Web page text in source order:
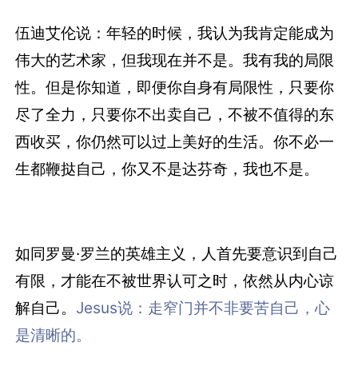
伍迪艾伦说：年轻的时候，我认为我肯定能成为
伟大的艺术家，但我现在并不是。我有我的局限
性。但是你知道，即便你自身有局限性，只要你
尽了全力，只要你不出卖自己，不被不值得的东
西收买，你仍然可以过上美好的生活。你不必一
生都鞭挞自己，你又不是达芬奇，我也不是。
如同罗曼·罗兰的英雄主义，人首先要意识到自己
有限，才能在不被世界认可之时，依然从内心谅
解自己。 Jesus说：走窄门并不非要苦自己，心
是清晰的。